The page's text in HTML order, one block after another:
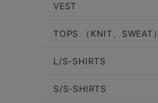
VEST
TOPS （KNIT、SWEAT）
L/S-SHIRTS
S/S-SHIRTS